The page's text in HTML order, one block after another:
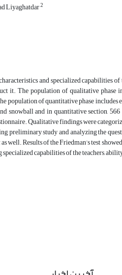
Liyaghatdar2
and specialized capabilities
it. The population of qualitative phase
population of quantitative phase includes
and in quantitative section, 566
Qualitative findings were
preliminary study and analyzing the
well. Results of the Friedman’s test
capabilities of the teachers,